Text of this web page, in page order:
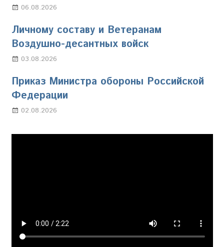
06.08.2026
Личному составу и Ветеранам
Воздушно-десантных войск
03.08.2026
Приказ Министра обороны Российской
Федерации
02.08.2026